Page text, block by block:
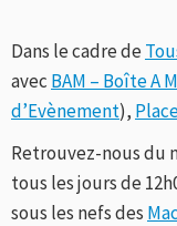
Dans le cadre de
avec BAM – Boîte A
d’Evènement),
Retrouvez-nous du
tous les jours de
sous les nefs des